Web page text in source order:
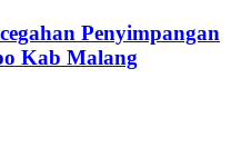
Penyimpangan
Kab Malang